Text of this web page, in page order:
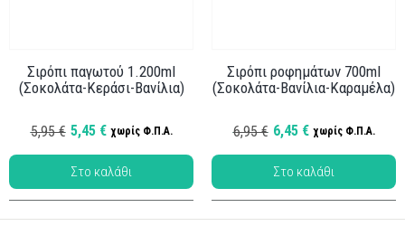
Σιρόπι παγωτού 1.200ml
(Σοκολάτα-Κεράσι-Βανίλια)
5,95 € 5,45 € χωρίς Φ.Π.Α. Κωδ.: ΑΚΤ-002
Σιρόπι ροφημάτων 700ml
(Σοκολάτα-Βανίλια-Καραμέλα)
6,95 € 6,45 € χωρίς Φ.Π.Α.